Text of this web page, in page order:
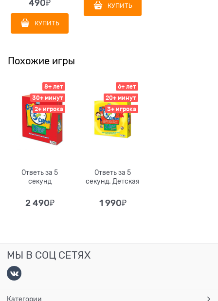
490₽
КУПИТЬ
КУПИТЬ
Похожие игры
8+ лет
30+ минут
2+ игрока
Ответь за 5
секунд
2 490₽
6+ лет
20+ минут
3+ игрока
Ответь за 5
секунд. Детская
1 990₽
МЫ В СОЦ СЕТЯХ
Категории